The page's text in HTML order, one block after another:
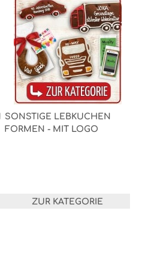
SONSTIGE LEBKUCHEN
FORMEN - MIT LOGO
ZUR KATEGORIE